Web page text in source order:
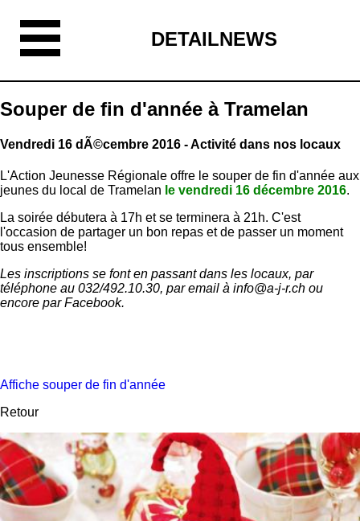
DETAILNEWS
Souper de fin d'année à Tramelan
Vendredi 16 dÃ©cembre 2016 - Activité dans nos locaux
L'Action Jeunesse Régionale offre le souper de fin d'année aux
jeunes du local de Tramelan le vendredi 16 décembre 2016.
La soirée débutera à 17h et se terminera à 21h. C'est
l'occasion de partager un bon repas et de passer un moment
tous ensemble!
Les inscriptions se font en passant dans les locaux, par
téléphone au 032/492.10.30, par email à info@a-j-r.ch ou
encore par Facebook.
Affiche souper de fin d'année
Retour